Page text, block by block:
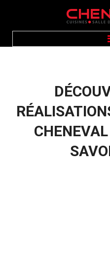
ÉQUIPEMENTS
GALERIE PHOTOS
CONTACT
CHENEVAL